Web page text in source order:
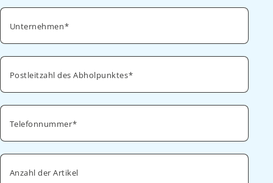
Unternehmen
Postleitzahl des Abholpunktes
Telefonnummer
Anzahl der Artikel